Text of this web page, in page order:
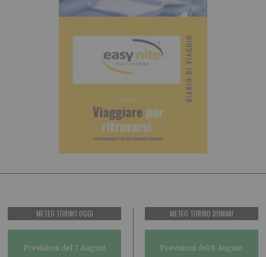
METEO TORINO OGGI
Previsioni del 7 August
METEO TORINO DOMANI
Previsioni del 8 August